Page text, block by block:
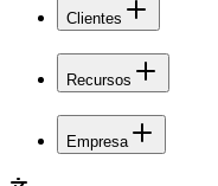
Clientes
Recursos
Empresa